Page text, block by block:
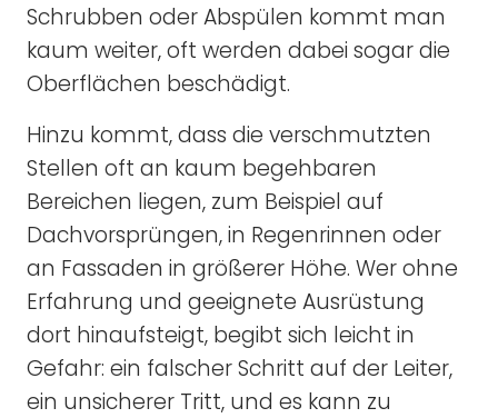
Schrubben oder Abspülen kommt man
kaum weiter, oft werden dabei sogar die
Oberflächen beschädigt.
Hinzu kommt, dass die verschmutzten
Stellen oft an kaum begehbaren
Bereichen liegen, zum Beispiel auf
Dachvorsprüngen, in Regenrinnen oder
an Fassaden in größerer Höhe. Wer ohne
Erfahrung und geeignete Ausrüstung
dort hinaufsteigt, begibt sich leicht in
Gefahr: ein falscher Schritt auf der Leiter,
ein unsicherer Tritt, und es kann zu